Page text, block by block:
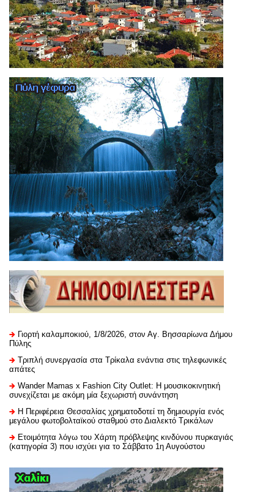
Γιορτή καλαμποκιού, 1/8/2026, στον Αγ. Βησσαρίωνα Δήμου
Πύλης
Τριπλή συνεργασία στα Τρίκαλα ενάντια στις τηλεφωνικές
απάτες
Wander Mamas x Fashion City Outlet: Η μουσικοκινητική
συνεχίζεται με ακόμη μία ξεχωριστή συνάντηση
H Περιφέρεια Θεσσαλίας χρηματοδοτεί τη δημιουργία ενός
μεγάλου φωτοβολταϊκού σταθμού στο Διαλεκτό Τρικάλων
Ετοιμότητα λόγω του Χάρτη πρόβλεψης κινδύνου πυρκαγιάς
(κατηγορία 3) που ισχύει για το Σάββατο 1η Αυγούστου